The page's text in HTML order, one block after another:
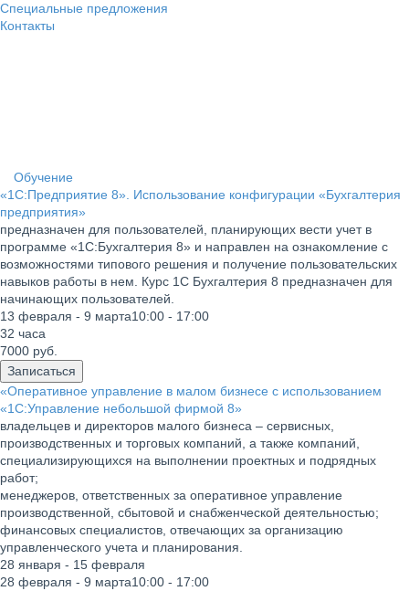
Специальные предложения
Контакты
Обучение
«1С:Предприятие 8». Использование конфигурации «Бухгалтерия
предприятия»
предназначен для пользователей, планирующих вести учет в
программе «1С:Бухгалтерия 8» и направлен на ознакомление с
возможностями типового решения и получение пользовательских
навыков работы в нем. Курс 1С Бухгалтерия 8 предназначен для
начинающих пользователей.
13 февраля - 9 марта10:00 - 17:00
32 часа
7000 руб.
Записаться
«Оперативное управление в малом бизнесе с использованием
«1С:Управление небольшой фирмой 8»
владельцев и директоров малого бизнеса – сервисных,
производственных и торговых компаний, а также компаний,
специализирующихся на выполнении проектных и подрядных
работ;
менеджеров, ответственных за оперативное управление
производственной, сбытовой и снабженческой деятельностью;
финансовых специалистов, отвечающих за организацию
управленческого учета и планирования.
28 января - 15 февраля
28 февраля - 9 марта10:00 - 17:00